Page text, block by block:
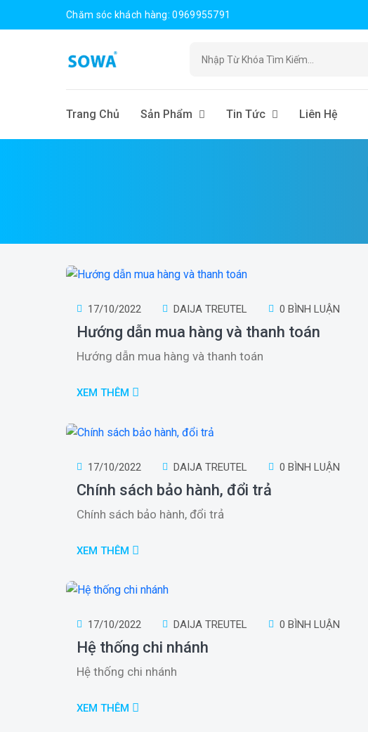
Chăm sóc khách hàng: 0969955791
Trang Chủ Sản Phẩm Tin Tức Liên Hệ
17/10/2022 DAIJA TREUTEL 0 BÌNH LUẬN
Hướng dẫn mua hàng và thanh toán
Hướng dẫn mua hàng và thanh toán
XEM THÊM
17/10/2022 DAIJA TREUTEL 0 BÌNH LUẬN
Chính sách bảo hành, đổi trả
Chính sách bảo hành, đổi trả
XEM THÊM
17/10/2022 DAIJA TREUTEL 0 BÌNH LUẬN
Hệ thống chi nhánh
Hệ thống chi nhánh
XEM THÊM